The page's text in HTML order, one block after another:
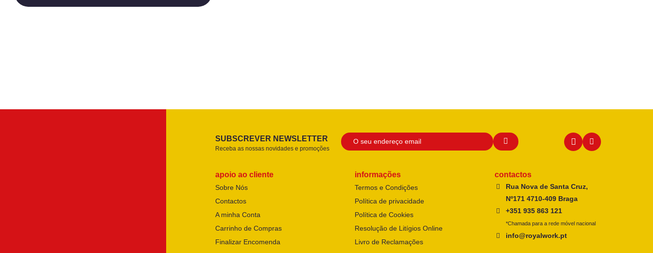
SUBSCREVER NEWSLETTER
Receba as nossas novidades e promoções
apoio ao cliente
Sobre Nós
Contactos
A minha Conta
Carrinho de Compras
Finalizar Encomenda
informações
Termos e Condições
Política de privacidade
Política de Cookies
Resolução de Litígios Online
Livro de Reclamações
contactos
Rua Nova de Santa Cruz,
Nº171 4710-409 Braga
+351 935 863 121
*Chamada para a rede móvel nacional
info@royalwork.pt